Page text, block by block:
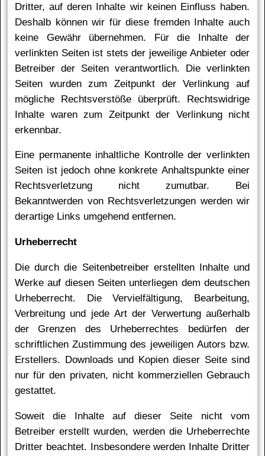
Dritter, auf deren Inhalte wir keinen Einfluss haben.
Deshalb können wir für diese fremden Inhalte auch
keine Gewähr übernehmen. Für die Inhalte der
verlinkten Seiten ist stets der jeweilige Anbieter oder
Betreiber der Seiten verantwortlich. Die verlinkten
Seiten wurden zum Zeitpunkt der Verlinkung auf
mögliche Rechtsverstöße überprüft. Rechtswidrige
Inhalte waren zum Zeitpunkt der Verlinkung nicht
erkennbar.
Eine permanente inhaltliche Kontrolle der verlinkten
Seiten ist jedoch ohne konkrete Anhaltspunkte einer
Rechtsverletzung nicht zumutbar. Bei
Bekanntwerden von Rechtsverletzungen werden wir
derartige Links um­ge­hend ent­fer­nen.
Ur­he­ber­recht
Die durch die Seitenbetreiber erstellten Inhalte und
Werke auf diesen Seiten unterliegen dem deutschen
Urheberrecht. Die Vervielfältigung, Bearbeitung,
Verbreitung und jede Art der Verwertung außerhalb
der Grenzen des Urheberrechtes bedürfen der
schriftlichen Zustimmung des jeweiligen Autors bzw.
Erstellers. Downloads und Kopien dieser Seite sind
nur für den privaten, nicht kommerziellen Gebrauch
gestattet.
Soweit die Inhalte auf dieser Seite nicht vom
Betreiber erstellt wurden, werden die Urheberrechte
Dritter beachtet. Insbesondere werden Inhalte Dritter